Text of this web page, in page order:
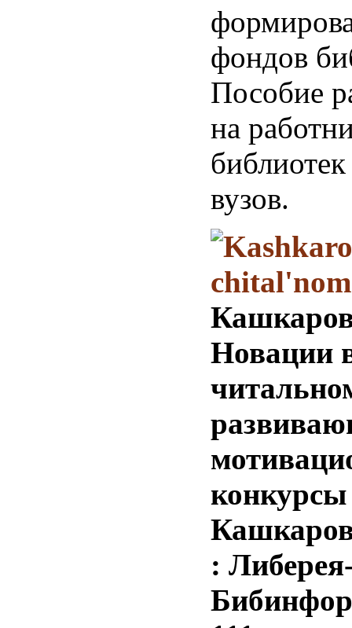
фондов
Пособие
на
вузов.
Новации
: